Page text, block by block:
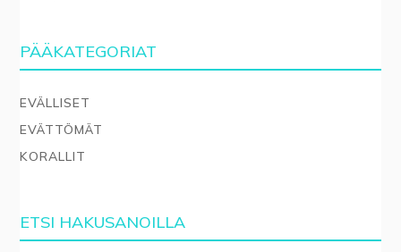
PÄÄKATEGORIAT
EVÄLLISET
EVÄTTÖMÄT
KORALLIT
ETSI HAKUSANOILLA